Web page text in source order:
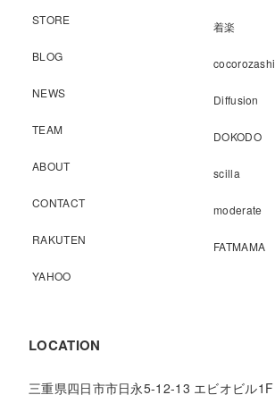
STORE
BLOG
NEWS
TEAM
ABOUT
CONTACT
RAKUTEN
YAHOO
着楽
cocorozashi
Diffusion
DOKODO
scilla
moderate
FATMAMA
LOCATION
三重県四日市市日永5-12-13 エビオビル1F